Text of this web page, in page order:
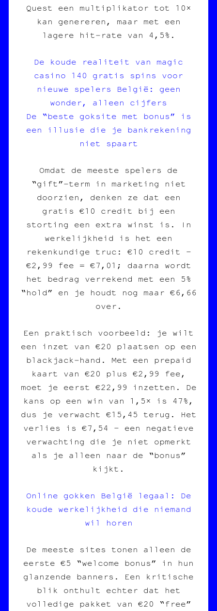
Quest een multiplikator tot 10×
kan genereren, maar met een
lagere hit‑rate van 4,5%.
De koude realiteit van magic
casino 140 gratis spins voor
nieuwe spelers België: geen
wonder, alleen cijfers
De “beste goksite met bonus” is
een illusie die je bankrekening
niet spaart
Omdat de meeste spelers de
“gift”‑term in marketing niet
doorzien, denken ze dat een
gratis €10 credit bij een
storting een extra winst is. In
werkelijkheid is het een
rekenkundige truc: €10 credit –
€2,99 fee = €7,01; daarna wordt
het bedrag verrekend met een 5%
“hold” en je houdt nog maar €6,66
over.
Een praktisch voorbeeld: je wilt
een inzet van €20 plaatsen op een
blackjack‑hand. Met een prepaid
kaart van €20 plus €2,99 fee,
moet je eerst €22,99 inzetten. De
kans op een win van 1,5× is 47%,
dus je verwacht €15,45 terug. Het
verlies is €7,54 – een negatieve
verwachting die je niet opmerkt
als je alleen naar de “bonus”
kijkt.
Online gokken België legaal: De
koude werkelijkheid die niemand
wil horen
De meeste sites tonen alleen de
eerste €5 “welcome bonus” in hun
glanzende banners. Een kritische
blik onthult echter dat het
volledige pakket van €20 “free”